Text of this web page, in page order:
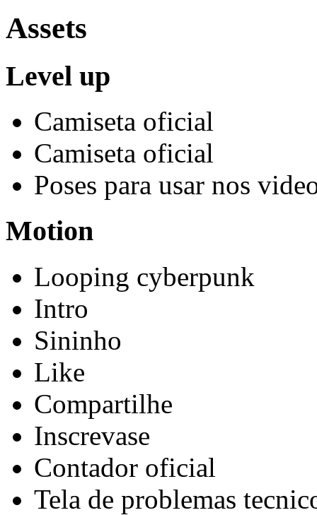
Assets
Level up
Camiseta oficial
Camiseta oficial
Poses para usar nos
Motion
Looping cyberpunk
Intro
Sininho
Like
Compartilhe
Inscrevase
Contador oficial
Tela de problemas